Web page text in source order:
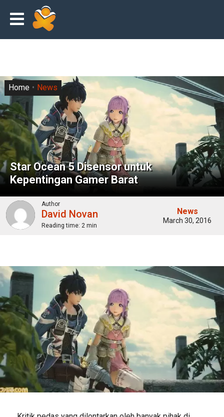
Star Ocean 5 Disensor untuk
Kepentingan Gamer Barat
Home News
Author
David Novan
Reading time: 2 min
News
March 30, 2016